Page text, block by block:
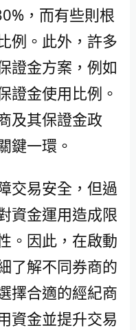
，而有些則根
例。此外，許多
證金方案，例如
證金使用比例。
及其保證金政
鍵一環。
交易安全，但過
資金運用造成限
。因此，在啟動
了解不同券商的
擇合適的經紀商
資金並提升交易